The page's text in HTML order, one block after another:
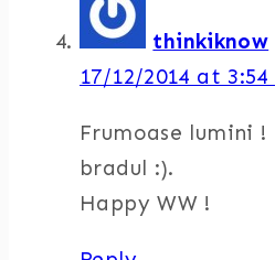
thinkiknow
17/12/2014 at
Frumoase lumini
bradul :).
Happy WW !